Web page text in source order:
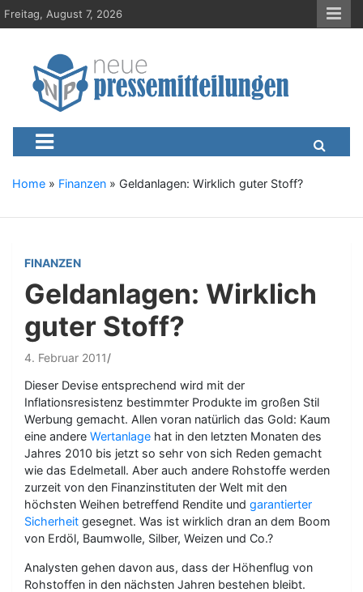
S
k
Freitag, August 7, 2026
Neue-
Presseportal, Nachrichten, News, Meldungen, Wirtschaft
Home » Finanzen » Geldanlagen: Wirklich guter Stoff?
FINANZEN
Geldanlagen: Wirklich
guter Stoff?
4. Februar 2011
Dieser Devise entsprechend wird mit der
Inflationsresistenz bestimmter Produkte im großen Stil
Werbung gemacht. Allen voran natürlich das Gold: Kaum
eine andere Wertanlage hat in den letzten Monaten des
Jahres 2010 bis jetzt so sehr von sich Reden gemacht
wie das Edelmetall. Aber auch andere Rohstoffe werden
zurzeit von den Finanzinstituten der Welt mit den
höchsten Weihen betreffend Rendite und garantierter
Sicherheit gesegnet. Was ist wirklich dran an dem Boom
von Erdöl, Baumwolle, Silber, Weizen und Co.?
Analysten gehen davon aus, dass der Höhenflug von
Rohstoffen in den nächsten Jahren bestehen bleibt.